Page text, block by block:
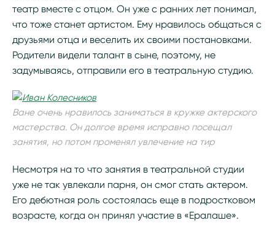
театр вместе с отцом. Он уже с ранних лет понимал,
что тоже станет артистом. Ему нравилось общаться с
друзьями отца и веселить их своими постановками.
Родители видели талант в сыне, поэтому, не
задумываясь, отправили его в театральную студию.
Ване очень нравилось заниматься в кружке актерского
мастерства. Он долгое время исправно посещал
занятия, но потом променял увлечение на тир
Несмотря на то что занятия в театральной студии
уже не так увлекали парня, он смог стать актером.
Его дебютная роль состоялась еще в подростковом
возрасте, когда он принял участие в «Ералаше».